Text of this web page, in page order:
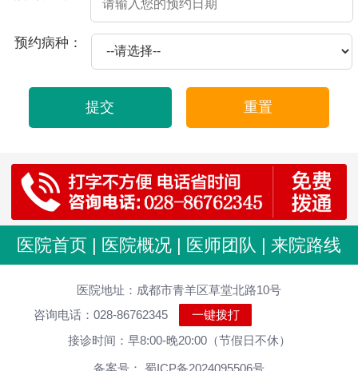
射精痛是一种男性生殖系统疾病，通常发生在射精时出现疼痛或不适感。这种疼痛可能会在射精前、射精时或射精后持续几秒钟甚至几分钟。 2026-07-22
射精疼痛是指男性在射精的过程中感到疼痛，这种情况有可能是生理机能异常所导致，也可能是由于其他因素引起的，下面来介绍一下： 2026-07-22
射精痛是指男性在性行为或撸管时出现疼痛或不适感，通常是在射精阶段出现的。射精痛可能是由多种原因引起的，例如以下原因： 2026-07-22
对于男性来说，射精是非常正常的生理现象，但有时会出现射精痛的情况，甚至持续时间过久，给身体健康带来影响。那么，射精痛过多要怎么办呢？ 2026-07-22
射精痛是指男性在射精时出现疼痛或不适的症状。在一定程度上会影响到房事的质量，对身体和心理都会造成较大的影响。那么射精痛是怎么了？ 2026-07-22
射精痛是指男性在性行为或撸管过程中射精时出现的疼痛感。造成射精痛的原因多种多样，包括生殖部位炎症、房事过度、前列腺增生等因素。 2026-07-22
龟头发痒是怎么了？ 2026-04-23
滴虫性龟头包皮炎症状有哪些 龟头炎怎么治
包皮龟头炎的危害有哪些？
预约病种：
提交 重置
医院首页 | 医院概况 | 医师团队 | 来院路线
医院地址：成都市青羊区草堂北路10号
咨询电话：028-86762345
一键拨打
接诊时间：早8:00-晚20:00（节假日不休）